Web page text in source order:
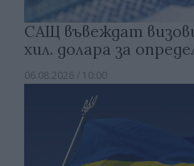
САЩ въвеждат
хил. долара за
06.08.2026 / 10:00